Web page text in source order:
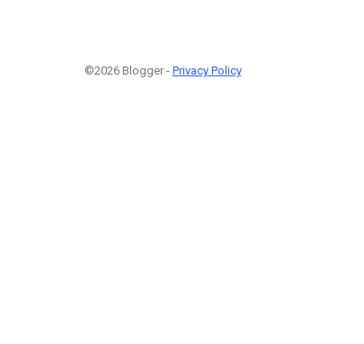
©2026 Blogger - Privacy Policy